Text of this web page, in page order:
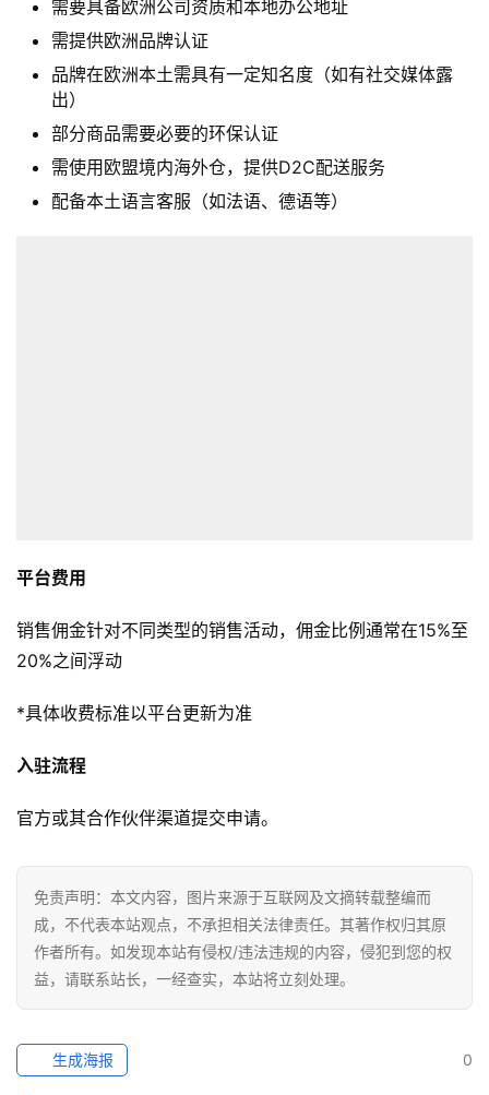
店
跨
社
需要具备欧洲公司资质和本地办公地址
需提供欧洲品牌认证
品牌在欧洲本土需具有一定知名度（如有社交媒体露
出）
部分商品需要必要的环保认证
需使用欧盟境内海外仓，提供D2C配送服务
配备本土语言客服（如法语、德语等）
平台费用
销售佣金针对不同类型的销售活动，佣金比例通常在15%至
20%之间浮动
*具体收费标准以平台更新为准
入驻流程
官方或其合作伙伴渠道提交申请。
免责声明：本文内容，图片来源于互联网及文摘转载整编而
成，不代表本站观点，不承担相关法律责任。其著作权归其原
作者所有。如发现本站有侵权/违法违规的内容，侵犯到您的权
益，请联系站长，一经查实，本站将立刻处理。
0
生成海报